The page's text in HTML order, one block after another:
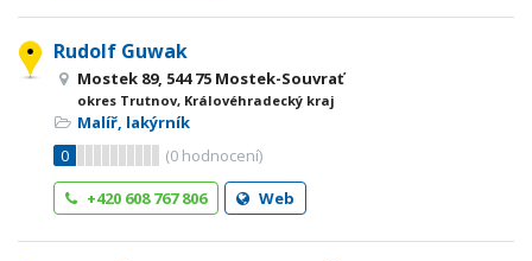
Rudolf Guwak
Mostek 89, 544 75 Mostek-Souvrať
okres Trutnov, Královéhradecký kraj
Malíř, lakýrník
0
(0 hodnocení)
+420 608 767 806
Web